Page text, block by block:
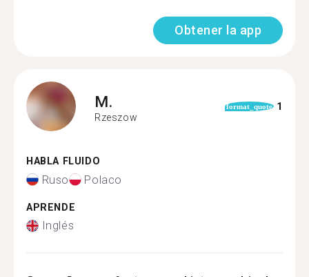
Obtener la app
M.
Rzeszow
format_quote 1
HABLA FLUIDO
Ruso Polaco
APRENDE
Inglés